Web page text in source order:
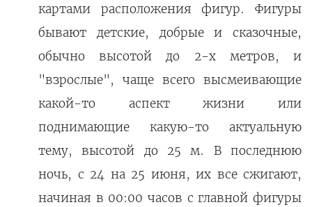
картами расположения фигур. Фигуры
бывают детские, добрые и сказочные,
обычно высотой до 2-х метров, и
"взрослые", чаще всего высмеивающие
какой-то аспект жизни или
поднимающие какую-то актуальную
тему, высотой до 25 м. В последнюю
ночь, с 24 на 25 июня, их все сжигают,
начиная в 00:00 часов с главной фигуры